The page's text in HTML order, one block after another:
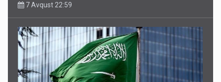
7 Avqust 22:59